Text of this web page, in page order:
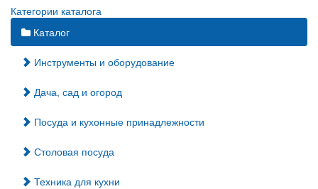
Категории каталога
Каталог
Инструменты и оборудование
Дача, сад и огород
Посуда и кухонные принадлежности
Столовая посуда
Техника для кухни